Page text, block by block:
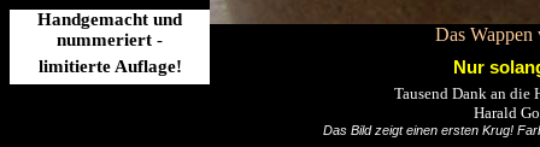
Das
Handgemacht und
nummeriert -
limitierte Auflage!
Nur
Tausend Dank an die
Harald
Das Bild zeigt einen ersten Krug!